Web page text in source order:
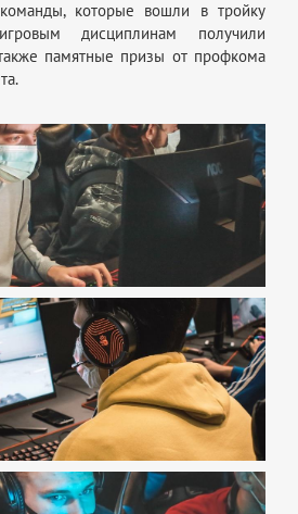
которые вошли в тройку
дисциплинам получили
памятные призы от профкома